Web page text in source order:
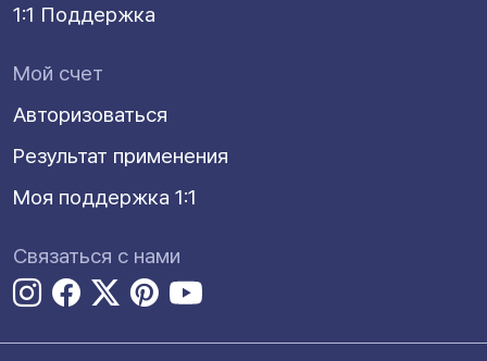
1:1 Поддержка
Мой счет
Авторизоваться
Результат применения
Моя поддержка 1:1
Связаться с нами